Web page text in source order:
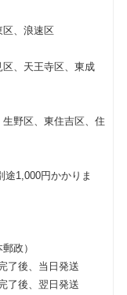
区、浪速区
、天王寺区、東成
野区、東住吉区、住
1,000円かかりま
政）
了後、当日発送
了後、翌日発送